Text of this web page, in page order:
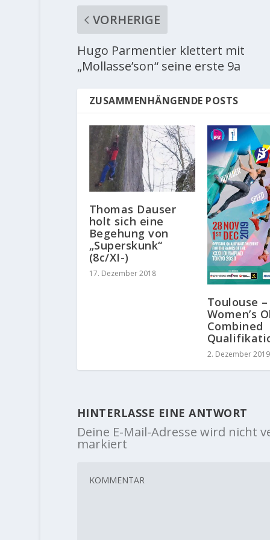
VORHERIGE
Hugo Parmentier klettert mit
„Mollasse’son“ seine erste 9a
ZUSAMMENHÄNGENDE POSTS
Thomas Dauser
holt sich eine
Begehung von
„Superskunk“
(8c/XI-)
17. Dezember 2018
Toulouse –
Women’s
Combined
2. Dezember 2019
HINTERLASSE EINE ANTWORT
Deine E-Mail-Adresse wird nicht
markiert